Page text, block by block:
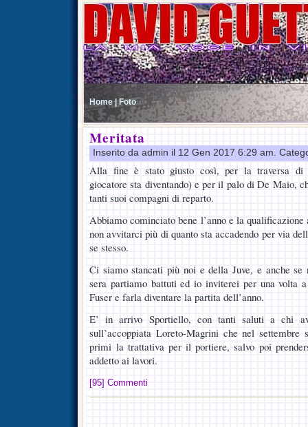
Home | Foto
Meritata
Inserito da admin il 12 Gen 2017 6:29 am.
Alla fine è stato giusto così, per la traversa di
giocatore sta diventando) e per il palo di De Maio,
tanti suoi compagni di reparto.
Abbiamo cominciato bene l’anno e la
non avvitarci più di quanto sta accadendo per via
se stesso.
Ci siamo stancati più noi e della Juve, e anche se
sera partiamo battuti ed io inviterei per una volta
Fuser e farla diventare la partita dell’anno.
E’ in arrivo Sportiello, con tanti saluti a chi
sull’accoppiata Loreto-Magrini che nel settembre
primi la trattativa per il portiere, salvo poi
addetto ai lavori.
[95] Commenti